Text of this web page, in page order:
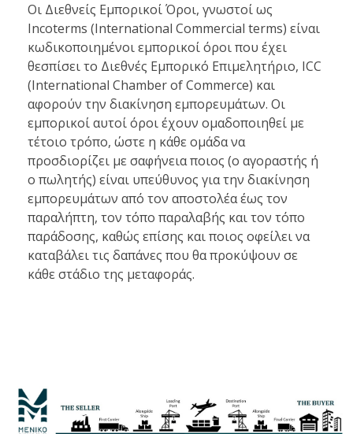
Οι Διεθνείς Εμπορικοί Όροι, γνωστοί ως
Incoterms (International Commercial terms) είναι
κωδικοποιημένοι εμπορικοί όροι που έχει
θεσπίσει το Διεθνές Εμπορικό Επιμελητήριο, ICC
(International Chamber of Commerce) και
αφορούν την διακίνηση εμπορευμάτων. Οι
εμπορικοί αυτοί όροι έχουν ομαδοποιηθεί με
τέτοιο τρόπο, ώστε η κάθε ομάδα να
προσδιορίζει με σαφήνεια ποιος (ο αγοραστής ή
ο πωλητής) είναι υπεύθυνος για την διακίνηση
εμπορευμάτων από τον αποστολέα έως τον
παραλήπτη, τον τόπο παραλαβής και τον τόπο
παράδοσης, καθώς επίσης και ποιος οφείλει να
καταβάλει τις δαπάνες που θα προκύψουν σε
κάθε στάδιο της μεταφοράς.